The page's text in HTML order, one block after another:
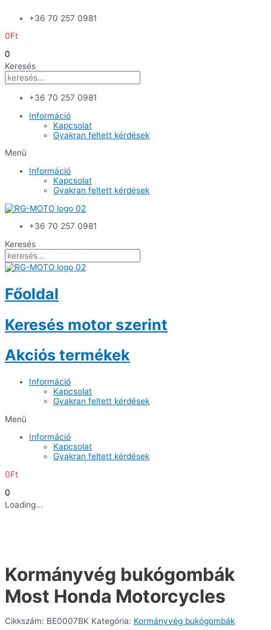
+36 70 257 0981
0Ft
0
Keresés
+36 70 257 0981
Információ
Kapcsolat
Gyakran feltett kérdések
Menü
Információ
Kapcsolat
Gyakran feltett kérdések
+36 70 257 0981
Keresés
Főoldal
Keresés motor szerint
Akciós termékek
Információ
Kapcsolat
Gyakran feltett kérdések
Menü
Információ
Kapcsolat
Gyakran feltett kérdések
0Ft
0
Loading...
Kormányvég bukógombák
Most Honda Motorcycles
Cikkszám: BE0007BK Kategória: Kormányvég bukógombák